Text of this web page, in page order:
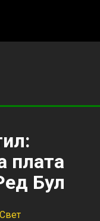
плата
Бул
Свет